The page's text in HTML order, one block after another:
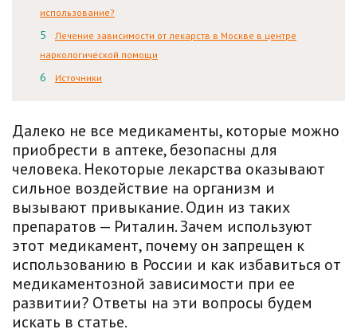
использование?
Лечение зависимости от лекарств в Москве в центре
наркологической помощи
Источники
Далеко не все медикаменты, которые можно
приобрести в аптеке, безопасны для
человека. Некоторые лекарства оказывают
сильное воздействие на организм и
вызывают привыкание. Один из таких
препаратов — Риталин. Зачем используют
этот медикамент, почему он запрещен к
использованию в России и как избавиться от
медикаментозной зависимости при ее
развитии? Ответы на эти вопросы будем
искать в статье.